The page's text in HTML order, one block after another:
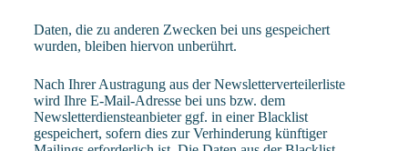
Daten, die zu anderen Zwecken bei uns gespeichert
wurden, bleiben hiervon unberührt.
Nach Ihrer Austragung aus der Newsletterverteilerliste
wird Ihre E-Mail-Adresse bei uns bzw. dem
Newsletterdiensteanbieter ggf. in einer Blacklist
gespeichert, sofern dies zur Verhinderung künftiger